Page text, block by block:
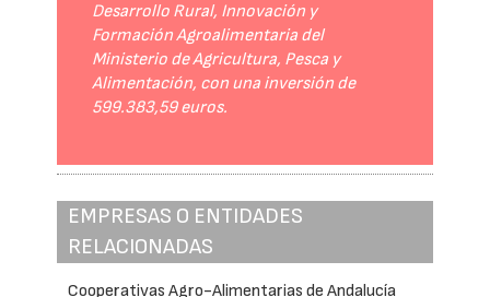
Desarrollo Rural, Innovación y
Formación Agroalimentaria del
Ministerio de Agricultura, Pesca y
Alimentación, con una inversión de
599.383,59 euros.
EMPRESAS O ENTIDADES
RELACIONADAS
Cooperativas Agro-Alimentarias de Andalucía